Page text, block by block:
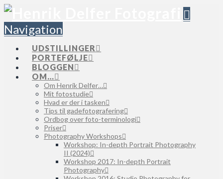
Navigation
UDSTILLINGER
PORTEFØLJE
BLOGGEN
OM…
Om Henrik Delfer…
Mit fotostudie
Hvad er der i tasken
Tips til gadefotografering
Ordbog over foto-terminologi
Priser
Photography Workshops
Workshop: In-depth Portrait Photography
II (2024)
Workshop 2017: In-depth Portrait
Photography